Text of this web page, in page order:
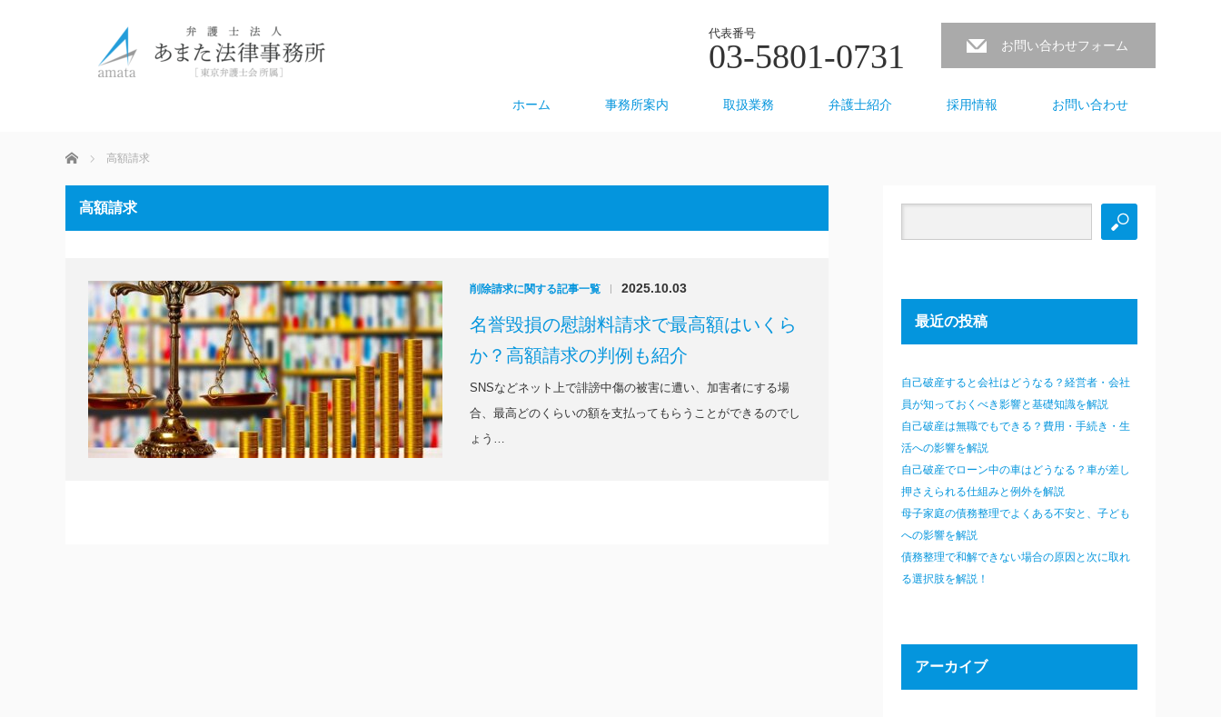
代表番号
03-5801-0731 お問い合わせフォーム
ホーム 事務所案内 取扱業務 弁護士紹介 採用情報 お問い合わせ
ホーム 高額請求
高額請求
削除請求に関する記事一覧 | 2025.10.03
名誉毀損の慰謝料請求で最高額はいくら
か？高額請求の判例も紹介
SNSなどネット上で誹謗中傷の被害に遭い、加害者にする場
合、最高どのくらいの額を支払ってもらうことができるのでし
ょう…
最近の投稿
自己破産すると会社はどうなる？経営者・会社
員が知っておくべき影響と基礎知識を解説
自己破産は無職でもできる？費用・手続き・生
活への影響を解説
自己破産でローン中の車はどうなる？車が差し
押さえられる仕組みと例外を解説
母子家庭の債務整理でよくある不安と、子ども
への影響を解説
債務整理で和解できない場合の原因と次に取れ
る選択肢を解説！
アーカイブ